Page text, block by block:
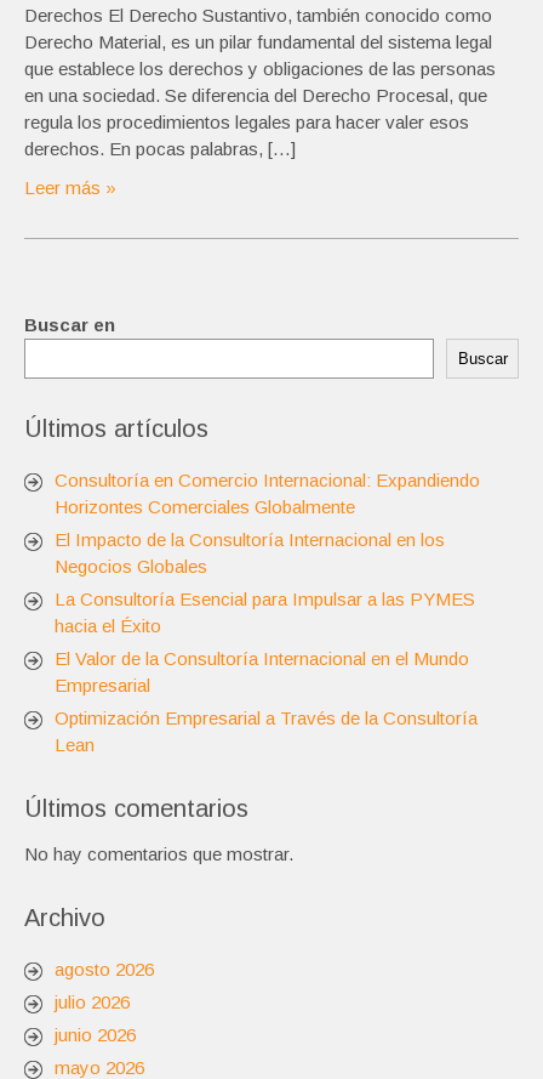
Derechos El Derecho Sustantivo, también conocido como
Derecho Material, es un pilar fundamental del sistema legal
que establece los derechos y obligaciones de las personas
en una sociedad. Se diferencia del Derecho Procesal, que
regula los procedimientos legales para hacer valer esos
derechos. En pocas palabras, […]
Leer más »
Buscar en
Buscar
Últimos artículos
Consultoría en Comercio Internacional: Expandiendo
Horizontes Comerciales Globalmente
El Impacto de la Consultoría Internacional en los
Negocios Globales
La Consultoría Esencial para Impulsar a las PYMES
hacia el Éxito
El Valor de la Consultoría Internacional en el Mundo
Empresarial
Optimización Empresarial a Través de la Consultoría
Lean
Últimos comentarios
No hay comentarios que mostrar.
Archivo
agosto 2026
julio 2026
junio 2026
mayo 2026